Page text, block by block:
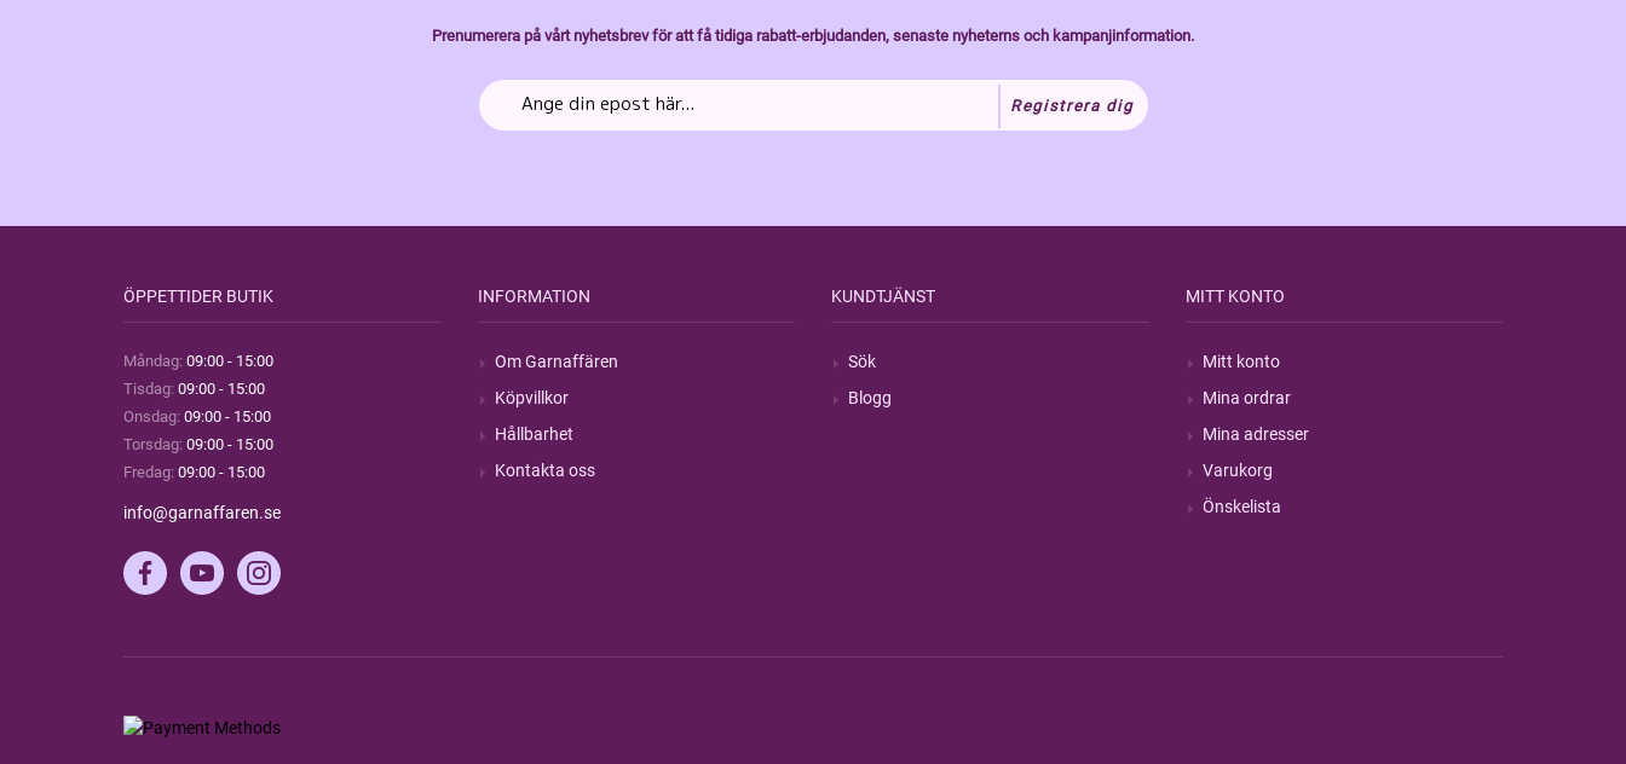
Prenumerera på vårt nyhetsbrev för att få tidiga rabatt-erbjudanden, senaste nyheterns och kampanjinformation.
Registrera dig
ÖPPETTIDER BUTIK
Måndag: 09:00 - 15:00
Tisdag: 09:00 - 15:00
Onsdag: 09:00 - 15:00
Torsdag: 09:00 - 15:00
Fredag: 09:00 - 15:00
info@garnaffaren.se
INFORMATION
Om Garnaffären
Köpvillkor
Hållbarhet
Kontakta oss
KUNDTJÄNST
Sök
Blogg
MITT KONTO
Mitt konto
Mina ordrar
Mina adresser
Varukorg
Önskelista